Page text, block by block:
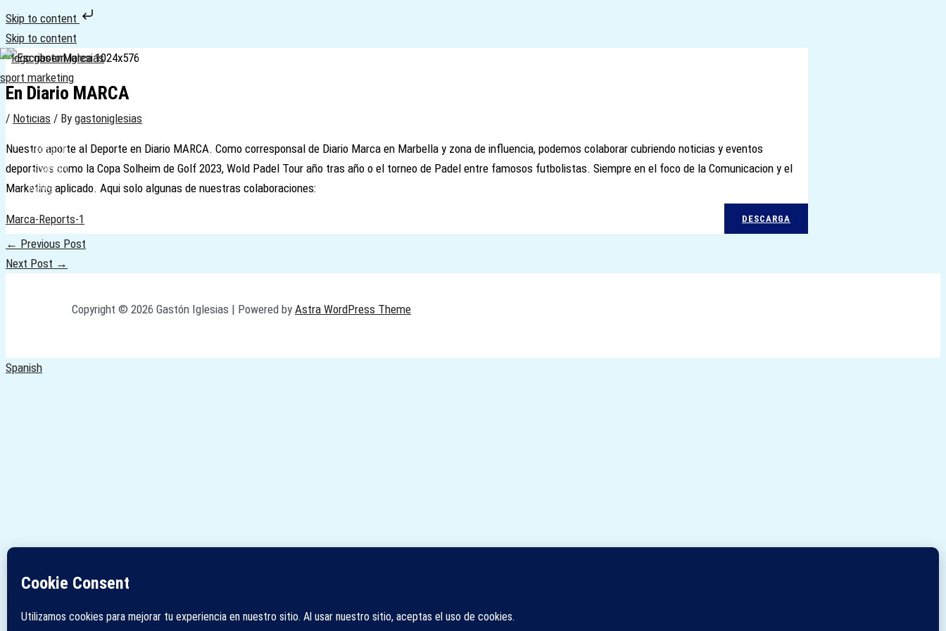
Skip to content
Skip to content
Servicios
Contact
Spanish
News
En Diario MARCA
/ Noticias / By gastoniglesias
Nuestro aporte al Deporte en Diario MARCA. Como corresponsal de Diario Marca en Marbella y zona de influencia, podemos colaborar cubriendo noticias y eventos
deportivos como la Copa Solheim de Golf 2023, Wold Padel Tour año tras año o el torneo de Padel entre famosos futbolistas. Siempre en el foco de la Comunicacion y el
Marketing aplicado. Aqui solo algunas de nuestras colaboraciones:
Marca-Reports-1 DESCARGA
← Previous Post
Next Post →
Copyright © 2026 Gastón Iglesias | Powered by Astra WordPress Theme
Spanish